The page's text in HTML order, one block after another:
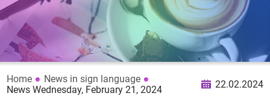
Home
News in sign language
News Wednesday, February 21, 2024
22.02.2024